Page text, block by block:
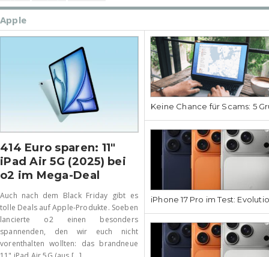
Apple
414 Euro sparen: 11″
iPad Air 5G (2025) bei
o2 im Mega-Deal
Auch nach dem Black Friday gibt es
tolle Deals auf Apple-Produkte. Soeben
lancierte o2 einen besonders
spannenden, den wir euch nicht
vorenthalten wollten: das brandneue
Keine Chance für Scams: 5
iPhone 17 Pro im Test: